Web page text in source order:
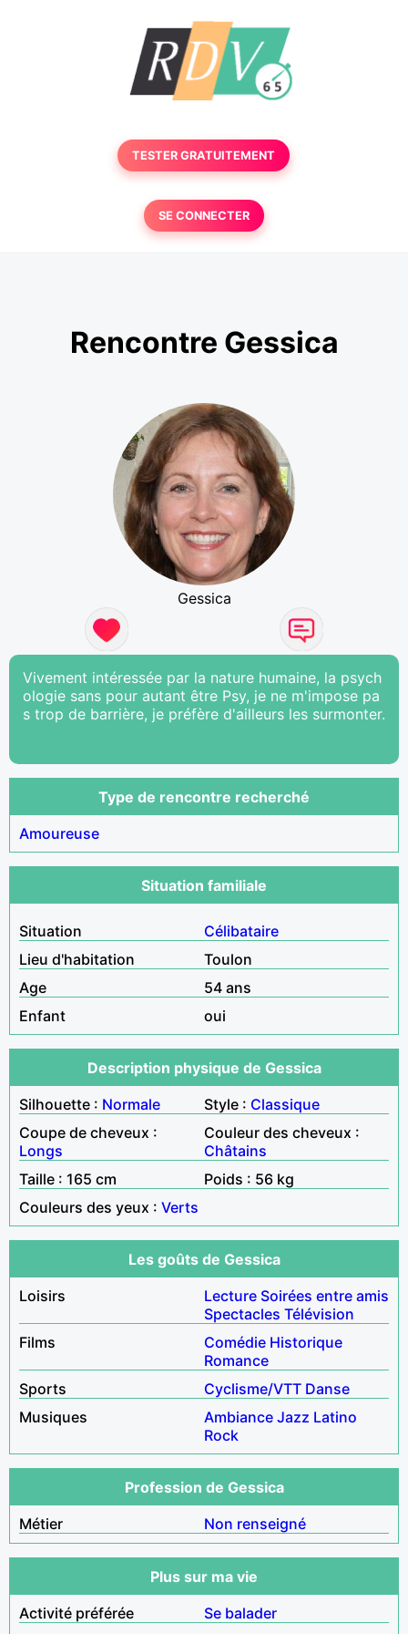
TESTER GRATUITEMENT
SE CONNECTER
Rencontre Gessica
Gessica
Vivement intéressée par la nature humaine, la psych
ologie sans pour autant être Psy, je ne m'impose pa
s trop de barrière, je préfère d'ailleurs les surmonter.
Type de rencontre recherché
Amoureuse
Situation familiale
Situation
Célibataire
Lieu d'habitation
Toulon
Age
54 ans
Enfant
oui
Description physique de Gessica
Silhouette : Normale Style : Classique
Coupe de cheveux :
Longs
Couleur des cheveux :
Châtains
Taille : 165 cm
Poids : 56 kg
Couleurs des yeux : Verts
Les goûts de Gessica
Loisirs
Lecture Soirées entre amis
Spectacles Télévision
Films
Comédie Historique
Romance
Sports
Cyclisme/VTT Danse
Musiques
Ambiance Jazz Latino
Rock
Profession de Gessica
Métier
Non renseigné
Plus sur ma vie
Activité préférée
Se balader